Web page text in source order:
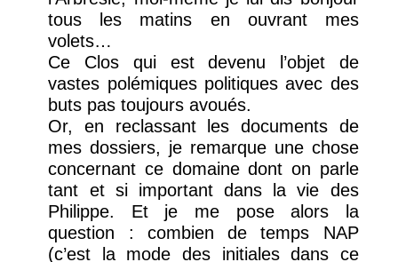
tous les matins en ouvrant mes
volets…
Ce Clos qui est devenu l’objet de
vastes polémiques politiques avec des
buts pas toujours avoués.
Or, en reclassant les documents de
mes dossiers, je remarque une chose
concernant ce domaine dont on parle
tant et si important dans la vie des
Philippe. Et je me pose alors la
question : combien de temps NAP
(c’est la mode des initiales dans ce